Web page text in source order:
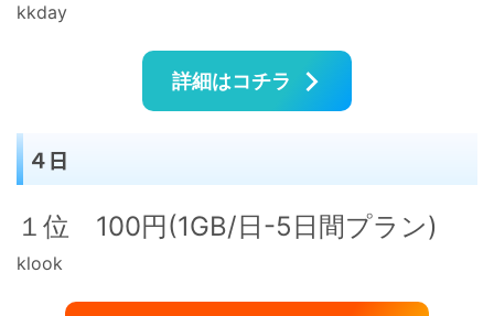
kkday
詳細はコチラ
４日
１位 100円(1GB/日-5日間プラン)
klook